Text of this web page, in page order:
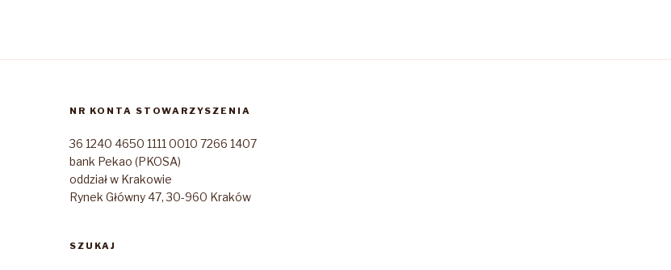
NR KONTA STOWARZYSZENIA
36 1240 4650 1111 0010 7266 1407
bank Pekao (PKOSA)
oddział w Krakowie
Rynek Główny 47, 30-960 Kraków
SZUKAJ